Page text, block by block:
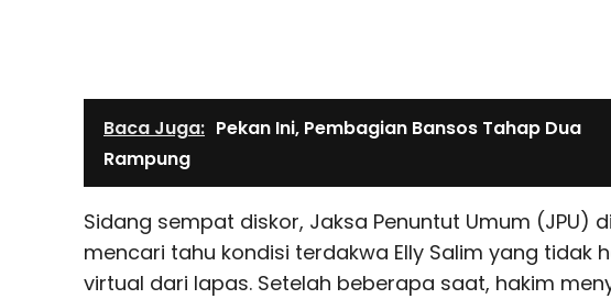
Baca Juga: Pekan Ini, Pembagian Bansos Tahap Dua
Rampung
Sidang sempat diskor, Jaksa Penuntut Umum (JPU)
mencari tahu kondisi terdakwa Elly Salim yang tidak
virtual dari lapas. Setelah beberapa saat, hakim